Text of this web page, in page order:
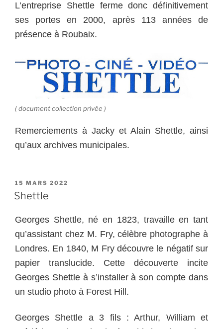
L’entreprise Shettle ferme donc définitivement
ses portes en 2000, après 113 années de
présence à Roubaix.
( document collection privée )
Remerciements à Jacky et Alain Shettle, ainsi
qu’aux archives municipales.
PUBLIÉ
LE
15 MARS 2022
Shettle
Georges Shettle, né en 1823, travaille en tant
qu’assistant chez M. Fry, célèbre photographe à
Londres. En 1840, M Fry découvre le négatif sur
papier translucide. Cette découverte incite
Georges Shettle à s’installer à son compte dans
un studio photo à Forest Hill.
Georges Shettle a 3 fils : Arthur, William et